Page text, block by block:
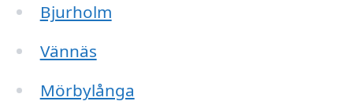
Bjurholm
Vännäs
Mörbylånga